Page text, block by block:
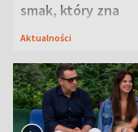
smak, który zna
Lubelszczyzna
Aktualności